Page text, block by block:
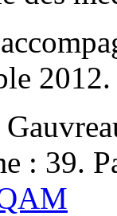
: 39.